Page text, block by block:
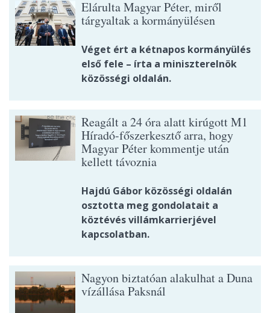
Elárulta Magyar Péter, miről
tárgyaltak a kormányülésen
Véget ért a kétnapos kormányülés
első fele – írta a miniszterelnök
közösségi oldalán.
Reagált a 24 óra alatt kirúgott M1
Híradó-főszerkesztő arra, hogy
Magyar Péter kommentje után
kellett távoznia
Hajdú Gábor közösségi oldalán
osztotta meg gondolatait a
köztévés villámkarrierjével
kapcsolatban.
Nagyon biztatóan alakulhat a Duna
vízállása Paksnál